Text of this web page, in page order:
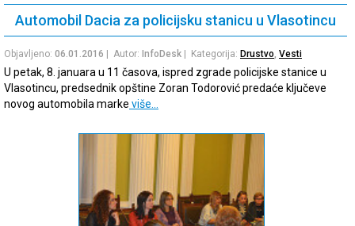
Automobil Dacia za policijsku stanicu u Vlasotincu
Objavljeno: 06.01.2016 | Autor: InfoDesk | Kategorija: Drustvo Vesti
U petak, 8. januara u 11 časova, ispred zgrade policijske stanice u
Vlasotincu, predsednik opštine Zoran Todorović predaće ključeve
novog automobila marke više…